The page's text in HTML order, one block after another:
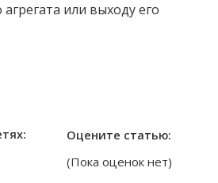
или выходу его
Оцените статью:
(Пока оценок нет)